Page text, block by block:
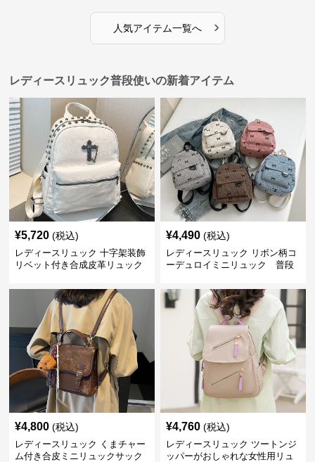
人気アイテム一覧へ ›
レディースリュック普段使いの新着アイテム
¥5,720 (税込)
レディースリュック 十字架装飾
リベット付き合成皮革リュック
¥4,490 (税込)
レディースリュック リボン柄コ
ーデュロイミニリュック 普段
¥4,800 (税込)
レディースリュック くまチャー
ム付き合皮ミニリュックサック
¥4,760 (税込)
レディースリュック ツートンジ
ッパーがおしゃれな女性用リュ